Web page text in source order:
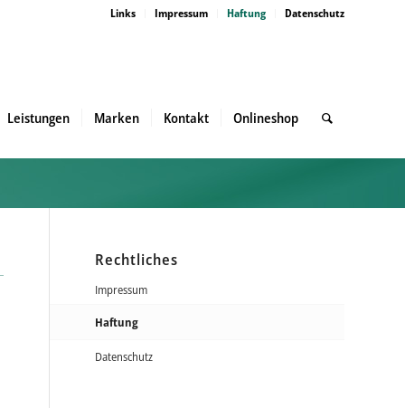
Links Impressum Haftung Datenschutz
Leistungen Marken Kontakt Onlineshop
Rechtliches
Impressum
Haftung
Datenschutz